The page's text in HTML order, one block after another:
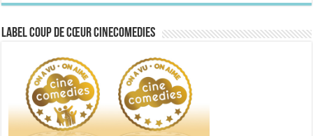
Label Coup de Cœur CineComedies